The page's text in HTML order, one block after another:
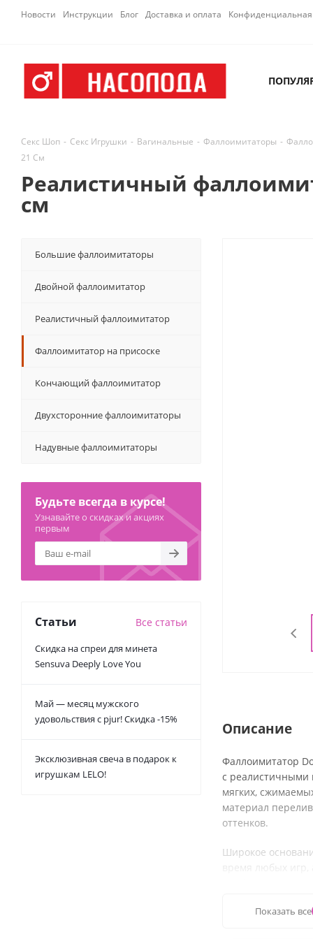
Новости Инструкции Блог Доставка и оплата Конфиденциальная
Секс Шоп - Секс Игрушки - Вагинальные - Фаллоимитаторы -
21 См
Реалистичный
см
Описание
Фаллоимитатор
с реалистичными
мягких,
материал
оттенков.
Широкое
Показать все
Большие фаллоимитаторы
Двойной фаллоимитатор
Реалистичный фаллоимитатор
Фаллоимитатор на присоске
Кончающий фаллоимитатор
Двухсторонние фаллоимитаторы
Надувные фаллоимитаторы
Будьте всегда в курсе!
Узнавайте о скидках и акциях
первым
Статьи Все статьи
Скидка на спреи для минета
Sensuva Deeply Love You
Май — месяц мужского
удовольствия с pjur! Скидка -15%
Эксклюзивная свеча в подарок к
игрушкам LELO!